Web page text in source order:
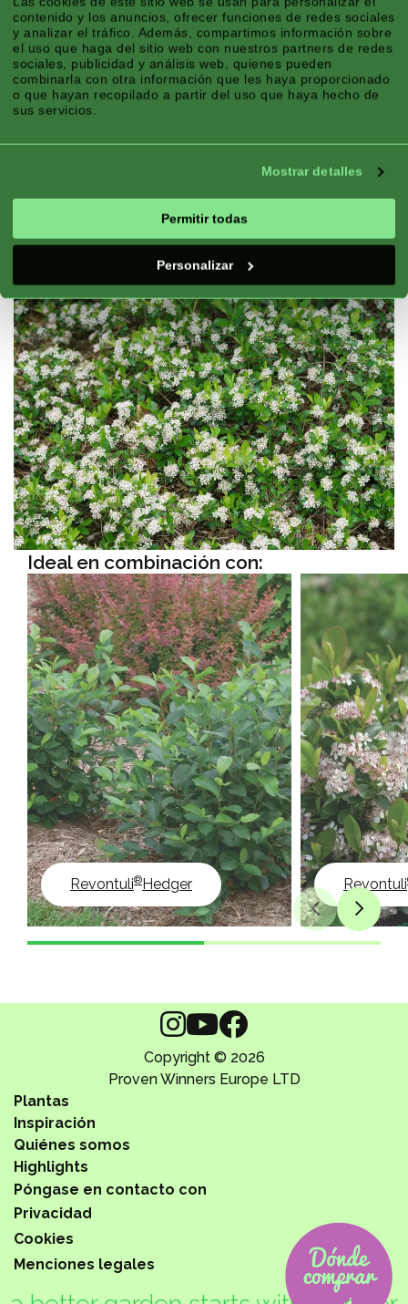
contenido y los anuncios, ofrecer funciones de redes sociales
y analizar el tráfico. Además, compartimos información sobre
el uso que haga del sitio web con nuestros partners de redes
sociales, publicidad y análisis web, quienes pueden
combinarla con otra información que les haya proporcionado
o que hayan recopilado a partir del uso que haya hecho de
sus servicios.
Mostrar detalles
Permitir todas
Personalizar
Características
Primavera, Verano, Otoño
Exposición:Sol, Sombra Parcial
Envase
Floración:
Ideal en combinación con:
Revontuli®Hedger Revontuli
Copyright © 2026
Proven Winners Europe LTD
Plantas
Inspiración
Quiénes somos
Privacidad
Cookies
Menciones legales
Highlights
Póngase en contacto con